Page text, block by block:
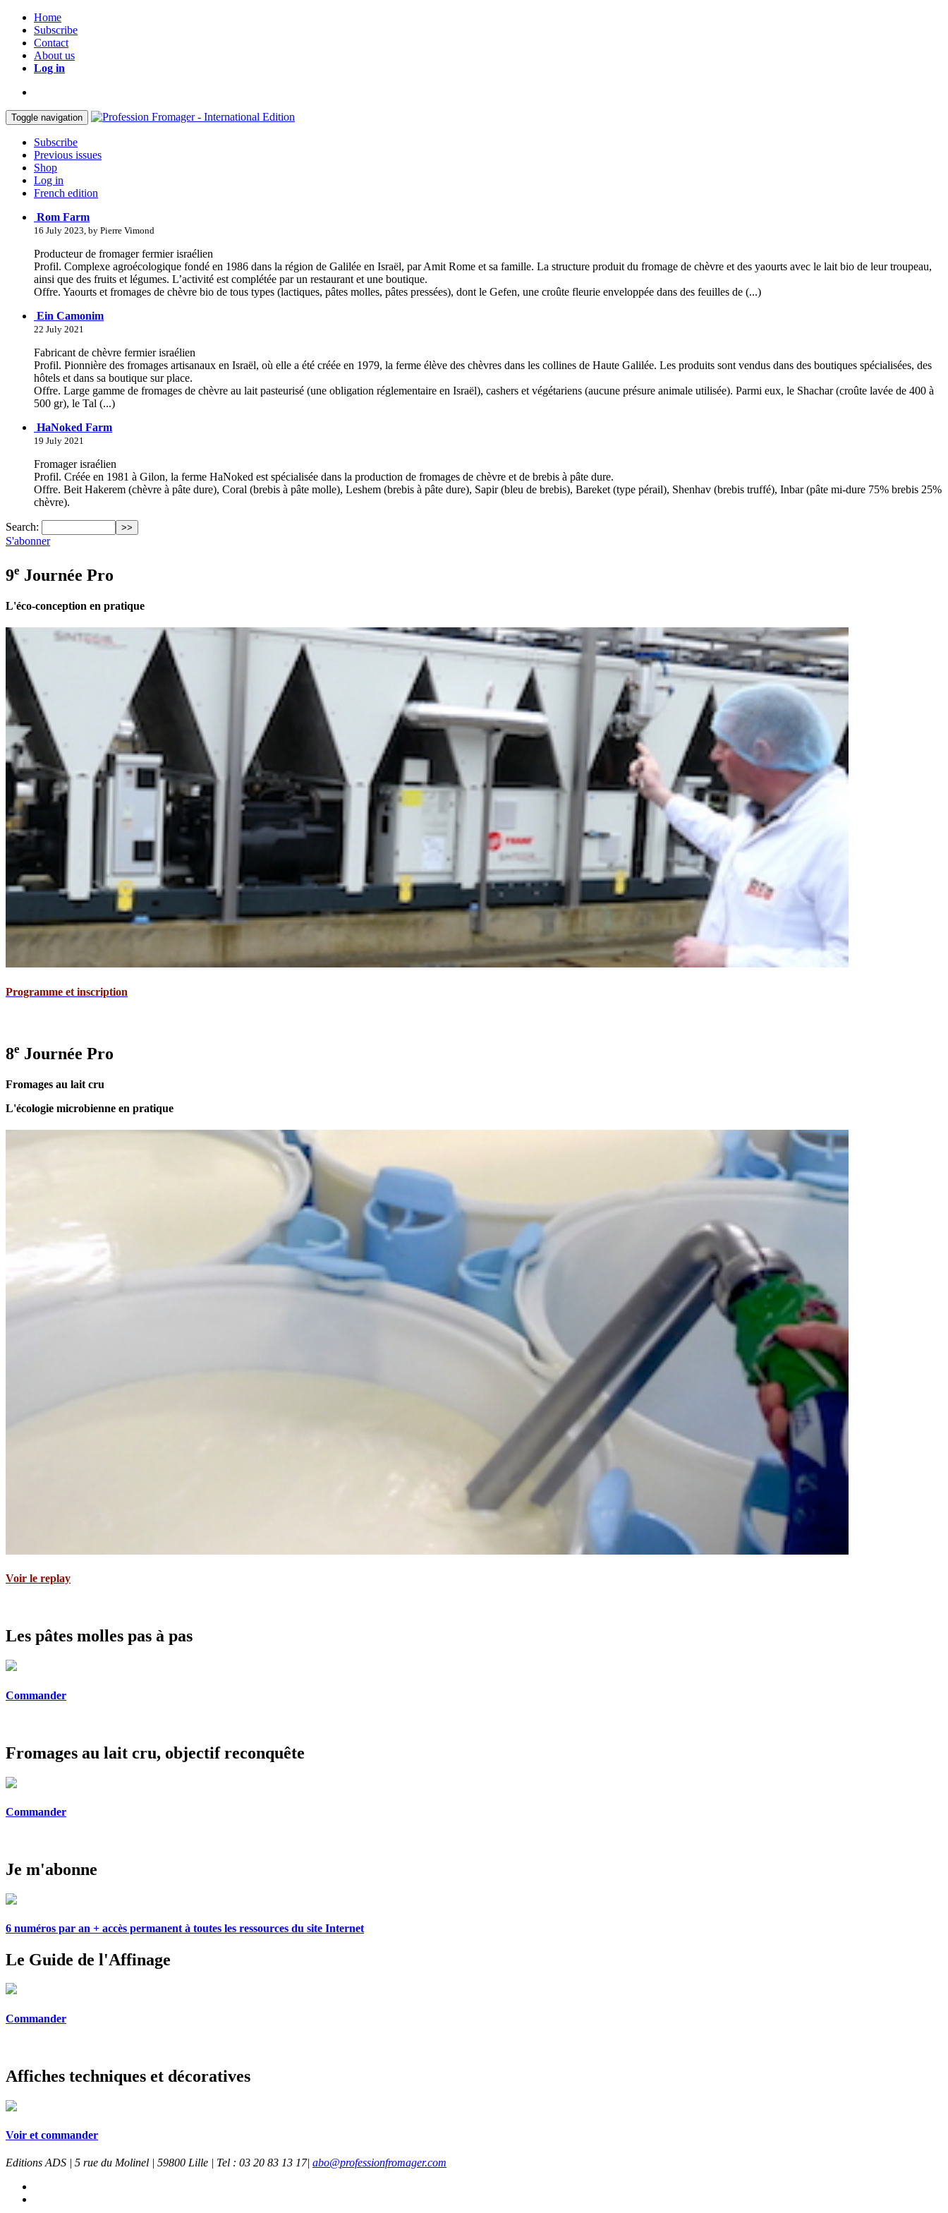
Home
Subscribe
Contact
About us
Log in
Toggle navigation
Subscribe
Previous issues
Shop
Log in
French edition
Rom Farm
16 July 2023, by Pierre Vimond
Producteur de fromager fermier israélien
Profil. Complexe agroécologique fondé en 1986 dans la région de Galilée en Israël, par Amit Rome et sa famille. La structure produit du fromage de chèvre et des yaourts avec le lait bio de leur troupeau,
ainsi que des fruits et légumes. L’activité est complétée par un restaurant et une boutique.
Offre. Yaourts et fromages de chèvre bio de tous types (lactiques, pâtes molles, pâtes pressées), dont le Gefen, une croûte fleurie enveloppée dans des feuilles de (...)
Ein Camonim
22 July 2021
Fabricant de chèvre fermier israélien
Profil. Pionnière des fromages artisanaux en Israël, où elle a été créée en 1979, la ferme élève des chèvres dans les collines de Haute Galilée. Les produits sont vendus dans des boutiques spécialisées, des
hôtels et dans sa boutique sur place.
Offre. Large gamme de fromages de chèvre au lait pasteurisé (une obligation réglementaire en Israël), cashers et végétariens (aucune présure animale utilisée). Parmi eux, le Shachar (croûte lavée de 400 à
500 gr), le Tal (...)
HaNoked Farm
19 July 2021
Fromager israélien
Profil. Créée en 1981 à Gilon, la ferme HaNoked est spécialisée dans la production de fromages de chèvre et de brebis à pâte dure.
Offre. Beit Hakerem (chèvre à pâte dure), Coral (brebis à pâte molle), Leshem (brebis à pâte dure), Sapir (bleu de brebis), Bareket (type pérail), Shenhav (brebis truffé), Inbar (pâte mi-dure 75% brebis 25%
chèvre).
Search:
S'abonner
9e Journée Pro
L'éco-conception en pratique
Programme et inscription
8e Journée Pro
Fromages au lait cru
L'écologie microbienne en pratique
Voir le replay
Les pâtes molles pas à pas
Commander
Fromages au lait cru, objectif reconquête
Commander
Je m'abonne
6 numéros par an + accès permanent à toutes les ressources du site Internet
Le Guide de l'Affinage
Commander
Affiches techniques et décoratives
Voir et commander
Editions ADS | 5 rue du Molinel | 59800 Lille | Tel : 03 20 83 13 17| abo@professionfromager.com